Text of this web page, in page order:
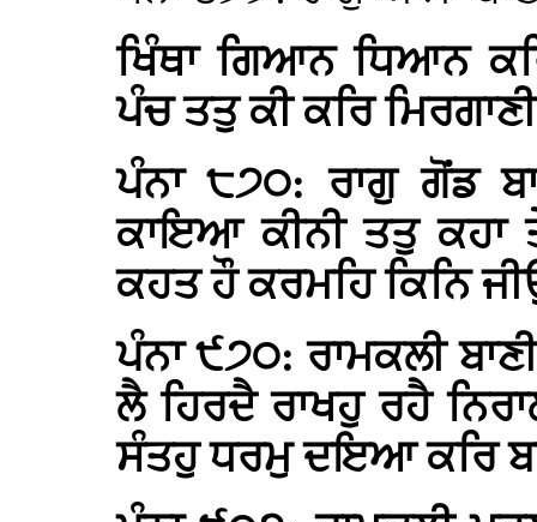
ਖਿੰਥਾ ਗਿਆਨ ਧਿਆਨ
ਪੰਚ ਤਤੁ ਕੀ ਕਰਿ
ਪੰਨਾ ੮੭੦: ਰਾਗੁ ਗੋਂਡ
ਕਾਇਆ ਕੀਨੀ ਤਤੁ
ਕਹਤ ਹੌ ਕਰਮਹਿ ਕਿਨਿ
ਪੰਨਾ ੯੭੦: ਰਾਮਕਲੀ
ਲੈ ਹਿਰਦੈ ਰਾਖਹੁ ਰਹੈ
ਸੰਤਹੁ ਧਰਮੁ ਦਇਆ ਕਰਿ